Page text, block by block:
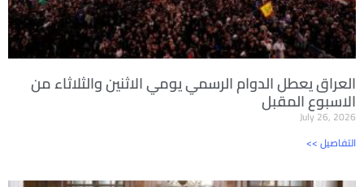
العراق يعطل الدوام الرسمي يومي الاثنين والثلاثاء من
الاسبوع المقبل
July 26, 2026
<< التفاصيل